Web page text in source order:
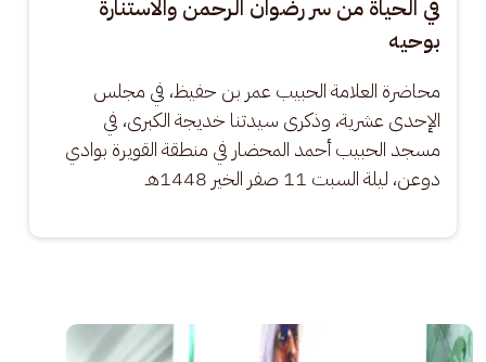
في الحياة من سر رضوان الرحمن والاستنارة
بوحيه
محاضرة العلامة الحبيب عمر بن حفيظ، في مجلس
الإحدى عشرية، وذكرى سيدتنا خديجة الكبرى، في
مسجد الحبيب أحمد المحضار في منطقة القويرة بوادي
دوعن، ليلة السبت 11 صفر الخير 1448هـ
الصورة